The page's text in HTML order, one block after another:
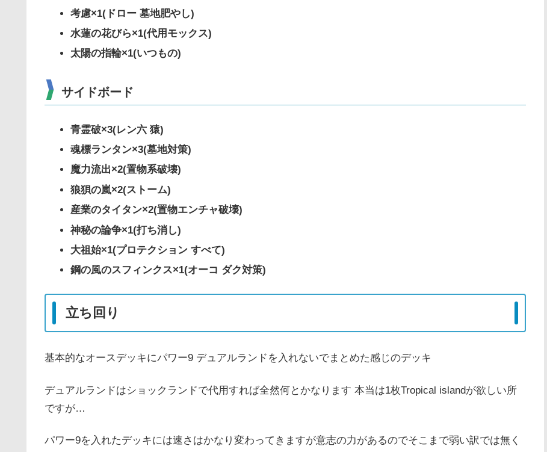
考慮×1(ドロー 墓地肥やし)
水蓮の花びら×1(代用モックス)
太陽の指輪×1(いつもの)
サイドボード
青霊破×3(レン六 猿)
魂標ランタン×3(墓地対策)
魔力流出×2(置物系破壊)
狼狽の嵐×2(ストーム)
産業のタイタン×2(置物エンチャ破壊)
神秘の論争×1(打ち消し)
大祖始×1(プロテクション すべて)
鋼の風のスフィンクス×1(オーコ ダク対策)
立ち回り
基本的なオースデッキにパワー9 デュアルランドを入れないでまとめた感じのデッキ
デュアルランドはショックランドで代用すれば全然何とかなります 本当は1枚Tropical islandが欲しい所
ですが…
パワー9を入れたデッキには速さはかなり変わってきますが意志の力があるのでそこまで弱い訳では無く